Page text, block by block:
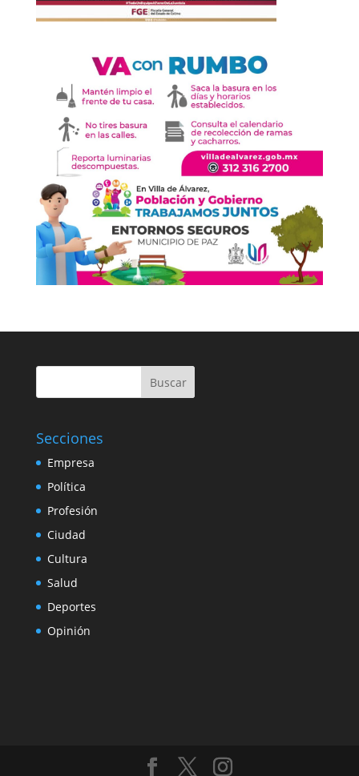
Buscar
Secciones
Empresa
Política
Profesión
Ciudad
Cultura
Salud
Deportes
Opinión